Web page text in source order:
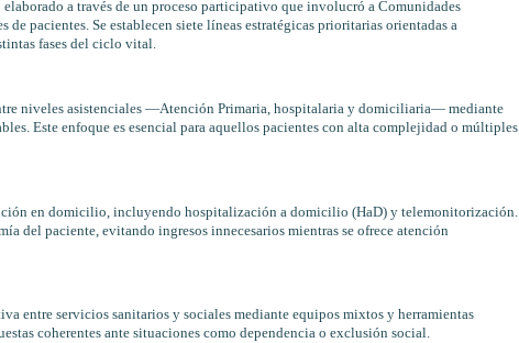
a través de un proceso participativo que involucró a Comunidades
pacientes. Se establecen siete líneas estratégicas prioritarias orientadas a
fases del ciclo vital.
niveles asistenciales —Atención Primaria, hospitalaria y domiciliaria— mediante
Este enfoque es esencial para aquellos pacientes con alta complejidad o múltiples
en domicilio, incluyendo hospitalización a domicilio (HaD) y telemonitorización.
del paciente, evitando ingresos innecesarios mientras se ofrece atención
entre servicios sanitarios y sociales mediante equipos mixtos y herramientas
coherentes ante situaciones como dependencia o exclusión social.